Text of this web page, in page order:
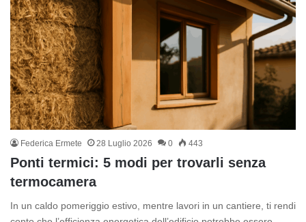
Federica Ermete 28 Luglio 2026 0 443
Ponti termici: 5 modi per trovarli senza
termocamera
In un caldo pomeriggio estivo, mentre lavori in un cantiere, ti rendi